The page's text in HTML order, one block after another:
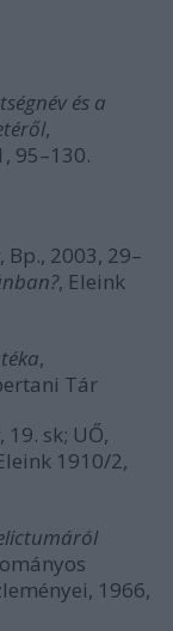
és a
,
95–130.
, Bp., 2003, 29–
, Eleink
,
Tár
, 19. sk; UŐ,
1910/2,
1966,